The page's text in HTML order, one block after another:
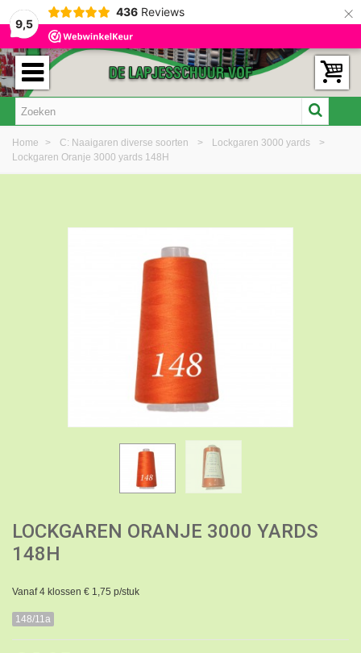
9,5
436 Reviews ×
Home > C: Naaigaren diverse soorten > Lockgaren 3000 yards
>
Lockgaren Oranje 3000 yards 148H
LOCKGAREN ORANJE 3000 YARDS
148H
Vanaf 4 klossen € 1,75 p/stuk
148/11a